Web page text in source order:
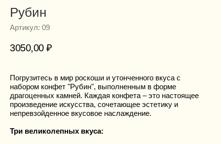
Рубин
Артикул: 09
3050,00 ₽
Погрузитесь в мир роскоши и утонченного вкуса с
набором конфет "Рубин", выполненным в форме
драгоценных камней. Каждая конфета – это настоящее
произведение искусства, сочетающее эстетику и
непревзойденное вкусовое наслаждение.
Три великолепных вкуса: